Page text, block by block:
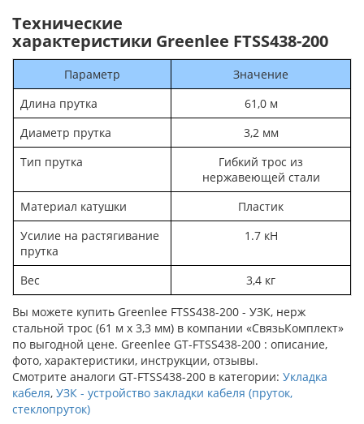
Технические
характеристики Greenlee FTSS438-200
Параметр
Значение
Длина прутка
61,0 м
Диаметр прутка
3,2 мм
Тип прутка
Гибкий трос из
нержавеющей стали
Материал катушки
Пластик
Усилие на растягивание
прутка
1.7 кН
Вес 3,4 кг
Вы можете купить Greenlee FTSS438-200 - УЗК, нерж
стальной трос (61 м х 3,3 мм) в компании «СвязьКомплект»
по выгодной цене. Greenlee GT-FTSS438-200 : описание,
фото, характеристики, инструкции, отзывы.
Смотрите аналоги GT-FTSS438-200 в категории: Укладка
кабеля, УЗК - устройство закладки кабеля (пруток,
стеклопруток)